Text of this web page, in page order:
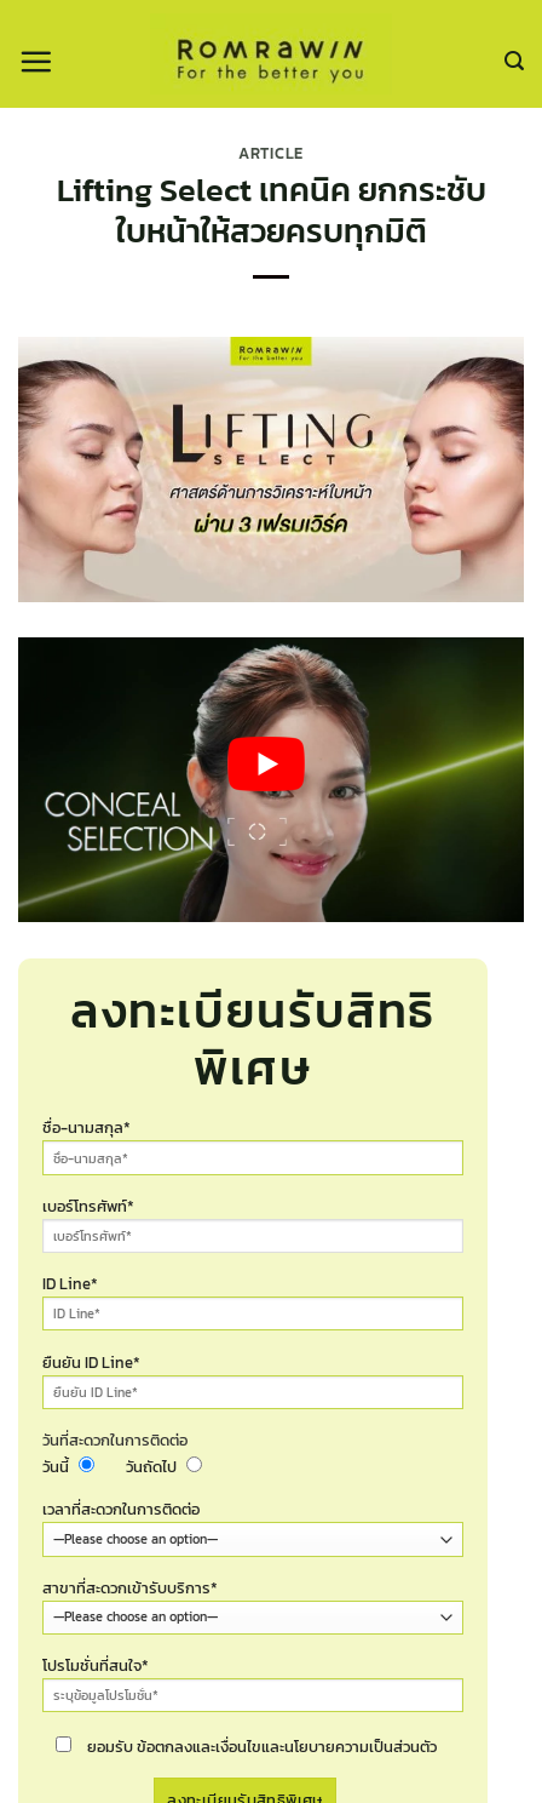
ARTICLE
Lifting Select เทคนิค ยกกระชับ
ใบหน้าให้สวยครบทุกมิติ
ลงทะเบียนรับสิทธิ
พิเศษ
ชื่อ-นามสกุล*
เบอร์โทรศัพท์*
ID Line*
ยืนยัน ID Line*
วันที่สะดวกในการติดต่อ
วันนี้
วันถัดไป
เวลาที่สะดวกในการติดต่อ
สาขาที่สะดวกเข้ารับบริการ*
โปรโมชั่นที่สนใจ*
ยอมรับ ข้อตกลงและเงื่อนไขและนโยบายความเป็นส่วนตัว